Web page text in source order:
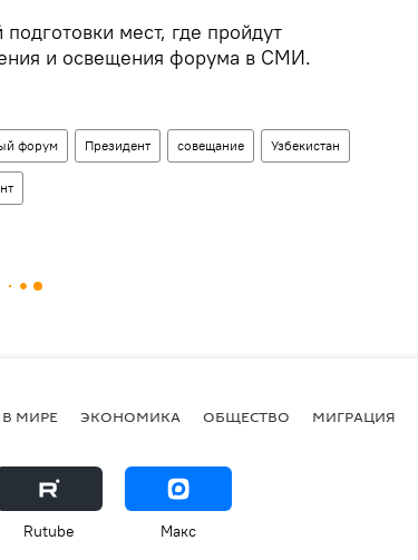
мест, где пройдут
и освещения форума в СМИ.
форум Президент совещание Узбекистан
В МИРЕ ЭКОНОМИКА ОБЩЕСТВО МИГРАЦИЯ
Rutube Макс